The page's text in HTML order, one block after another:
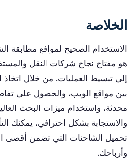
الخلاصة
الاستخدام الصحيح لمواقع مطابقة
هو مفتاح نجاح شركات النقل
إلى تبسيط العمليات. من خلال اتخاذ
بين مواقع الويب، والحصول على
محدثة، واستخدام ميزات البحث
والاستجابة بشكل احترافي، يمكنك
تحميل الشاحنات التي تضمن أقصى
وأرباحك.